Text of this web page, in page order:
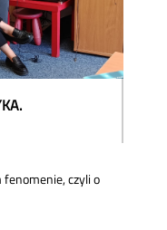
czyli o